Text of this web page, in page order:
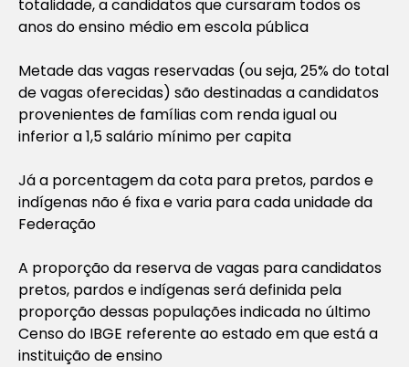
totalidade, a candidatos que cursaram todos os
anos do ensino médio em escola pública
Metade das vagas reservadas (ou seja, 25% do total
de vagas oferecidas) são destinadas a candidatos
provenientes de famílias com renda igual ou
inferior a 1,5 salário mínimo per capita
Já a porcentagem da cota para pretos, pardos e
indígenas não é fixa e varia para cada unidade da
Federação
A proporção da reserva de vagas para candidatos
pretos, pardos e indígenas será definida pela
proporção dessas populações indicada no último
Censo do IBGE referente ao estado em que está a
instituição de ensino